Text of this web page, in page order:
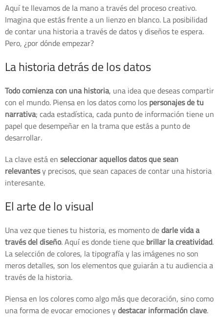
Aquí te llevamos de la mano a través del proceso creativo.
Imagina que estás frente a un lienzo en blanco. La posibilidad
de contar una historia a través de datos y diseños te espera.
Pero, ¿por dónde empezar?
La historia detrás de los datos
Todo comienza con una historia, una idea que deseas compartir
con el mundo. Piensa en los datos como lospersonajes de tu
narrativa; cada estadística, cada punto de información tiene un
papel que desempeñar en la trama que estás a punto de
desarrollar.
La clave está enseleccionar aquellos datos que sean
relevantesy precisos, que sean capaces de contar una historia
interesante.
El arte de lo visual
Una vez que tienes tu historia, es momento dedarle vida a
través del diseño. Aquí es donde tiene quebrillar la creatividad.
La selección de colores, la tipografía y las imágenes no son
meros detalles, son los elementos que guiarán a tu audiencia a
través de la historia.
Piensa en los colores como algo más que decoración, sino como
una forma de evocar emociones ydestacar información clave.